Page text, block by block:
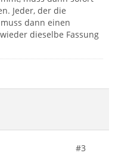
Jeder, der die
dann einen
dieselbe Fassung
#3